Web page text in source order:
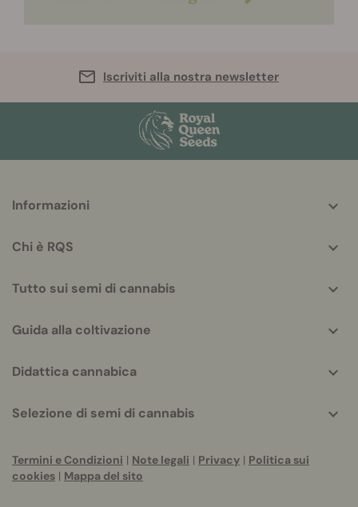
Iscriviti alla nostra newsletter
helpful
Informazioni
Chi è RQS
Tutto sui semi di cannabis
Guida alla coltivazione
Didattica cannabica
Selezione di semi di cannabis
Termini e Condizioni | Note legali | Privacy | Politica sui
cookies | Mappa del sito